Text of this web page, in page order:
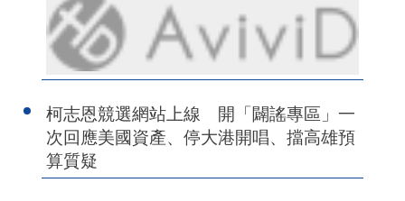
柯志恩競選網站上線 開「闢謠專區」一
次回應美國資產、停大港開唱、擋高雄預
算質疑